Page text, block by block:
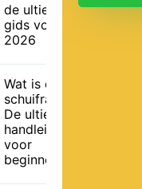
de ultieme
gids voor
2026
Wat is een
schuifraam?
De ultieme
handleiding
voor
beginners.